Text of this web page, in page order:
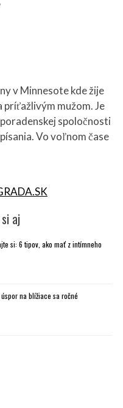
v Minnesote kde žije
príťažlivým mužom. Je
spoločnosti
Vo voľnom čase
aj
si: 6 tipov, ako mať z intímneho
na blížiace sa ročné